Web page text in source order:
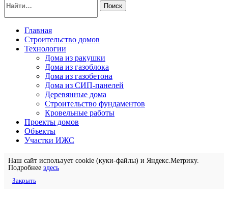
Поиск
Главная
Строительство домов
Технологии
Дома из ракушки
Дома из газоблока
Дома из газобетона
Дома из СИП-панелей
Деревянные дома
Строительство фундаментов
Кровельные работы
Проекты домов
Объекты
Участки ИЖС
Наш сайт использует cookie (куки-файлы) и Яндекс.Метрику.
Подробнее здесь
Закрыть